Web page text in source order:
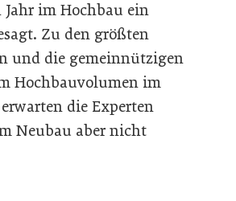
im Hochbau ein
Zu den größten
und die gemeinnützigen
Hochbauvolumen im
die Experten
Neubau aber nicht